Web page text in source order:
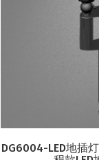
DG6004-LED地插